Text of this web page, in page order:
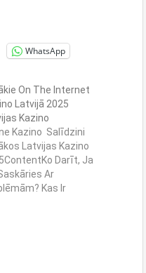
WhatsApp
On The Internet
Latvijā 2025
Kazino
Kazino ️ Salīdzini
Latvijas Kazino
Darīt, Ja
Ar
Kas Ir